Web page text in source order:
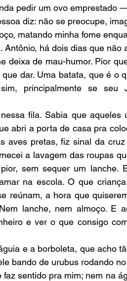
pedir um ovo emprestado
diz: não se preocupe,
matando minha fome
Antônio, há dois dias que não
dar. Uma batata, que é o
principalmente se seu
abri a porta de casa pra
aves pretas, fiz sinal da
a lavagem das roupas
sem sequer um lanche.
na escola. O que
reúnam, a hora que
lanche, nem almoço. E
e ver o que consigo
bando de urubus rodando
sentido pra mim; nem na